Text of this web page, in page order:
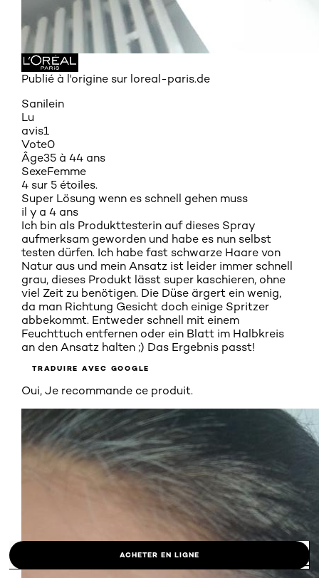
Publié à l'origine sur loreal-paris.de
Sanilein
Lu
avis1
Vote0
Âge35 à 44 ans
SexeFemme
4 sur 5 étoiles.
Super Lösung wenn es schnell gehen muss
il y a 4 ans
Ich bin als Produkttesterin auf dieses Spray
aufmerksam geworden und habe es nun selbst
testen dürfen. Ich habe fast schwarze Haare von
Natur aus und mein Ansatz ist leider immer schnell
grau, dieses Produkt lässt super kaschieren, ohne
viel Zeit zu benötigen. Die Düse ärgert ein wenig,
da man Richtung Gesicht doch einige Spritzer
abbekommt. Entweder schnell mit einem
Feuchttuch entfernen oder ein Blatt im Halbkreis
an den Ansatz halten ;) Das Ergebnis passt!
TRADUIRE AVEC GOOGLE
Oui, Je recommande ce produit.
ACHETER EN LIGNE